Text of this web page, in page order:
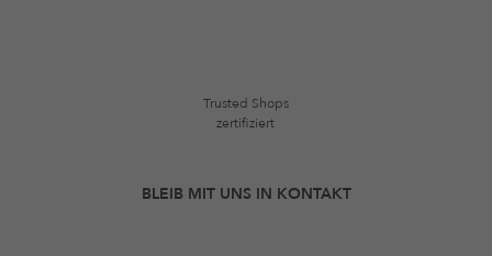
Trusted Shops
zertifiziert
BLEIB MIT UNS IN KONTAKT